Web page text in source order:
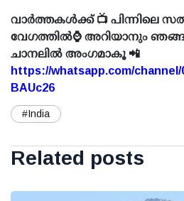
വാർത്തകൾക്ക് 📺 പിന്നിലെ
വേഗത്തിൽ⌚ അറിയാനും
ചാനലിൽ അംഗമാകൂ 📲
https://whatsapp.com/channel/
BAUc26
#India
Related posts